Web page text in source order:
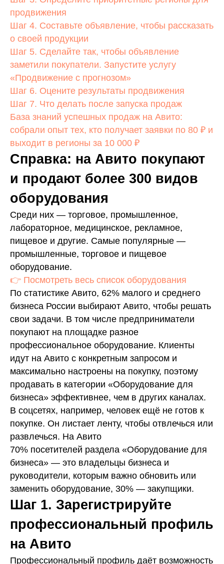
продвижения
Шаг 4. Составьте объявление, чтобы рассказать
о своей продукции
Шаг 5. Сделайте так, чтобы объявление
заметили покупатели. Запустите услугу
«Продвижение с прогнозом»
Шаг 6. Оцените результаты продвижения
Шаг 7. Что делать после запуска продаж
База знаний успешных продаж на Авито:
собрали опыт тех, кто получает заявки по 80 ₽ и
выходит в регионы за 10 000 ₽
Справка: на Авито покупают
и продают более 300 видов
оборудования
Среди них — торговое, промышленное,
лабораторное, медицинское, рекламное,
пищевое и другие. Самые популярные —
промышленные, торговое и пищевое
оборудование.
👉 Посмотреть весь список оборудования
По статистике Авито, 62% малого и среднего
бизнеса России выбирают Авито, чтобы решать
свои задачи. В том числе предприниматели
покупают на площадке разное
профессиональное оборудование. Клиенты
идут на Авито с конкретным запросом и
максимально настроены на покупку, поэтому
продавать в категории «Оборудование для
бизнеса» эффективнее, чем в других каналах.
В соцсетях, например, человек ещё не готов к
покупке. Он листает ленту, чтобы отвлечься или
развлечься. На Авито
70% посетителей раздела «Оборудование для
бизнеса» — это владельцы бизнеса и
руководители, которым важно обновить или
заменить оборудование, 30% — закупщики.
Шаг 1. Зарегистрируйте
профессиональный профиль
на Авито
Профессиональный профиль даёт возможность